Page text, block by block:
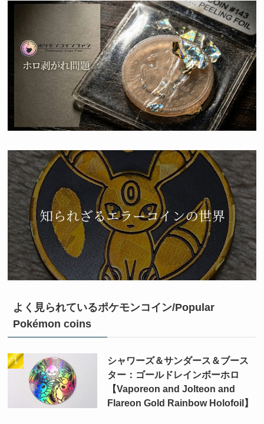
よく見られているポケモンコイン/Popular
Pokémon coins
シャワーズ＆サンダース＆ブース
ター：ゴールドレインボーホロ
【Vaporeon and Jolteon and
Flareon Gold Rainbow Holofoil】